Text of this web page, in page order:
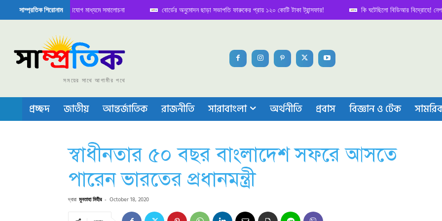
সাম্প্রতিক শিরোনাম
নিয়ে সামাজিক যোগাযোগ মাধ্যমে সমালোচনা বোর্ডের অনুমোদন ছাড়া সভাপতি ফারুকের প্রায় ১২০ কোটি টাকা ট্রান্সফার! কি ঘটেছিলো বিডিআর বিদ্রোহে! নেপথ্য
বা চীপ তৈরিতে নিজের শক্ত অবস্থান জানান দিচ্ছে চীন
সময়ের সাথে আগামীর পথে
প্রচ্ছদ জাতীয় আন্তর্জাতিক রাজনীতি সারাবাংলা অর্থনীতি প্রবাস বিজ্ঞান ও টেক
স্বাধীনতার ৫০ বছর বাংলাদেশ সফরে আসতে
পারেন ভারতের প্রধানমন্ত্রী
দ্বারা মুনতাহা মিহীর - October 18, 2020